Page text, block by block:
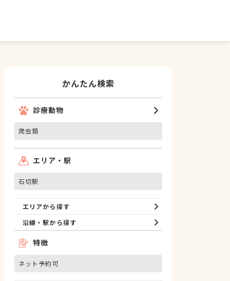
かんたん検索
診療動物
爬虫類
エリア・駅
石切駅
エリアから探す
沿線・駅から探す
特徴
ネット予約可